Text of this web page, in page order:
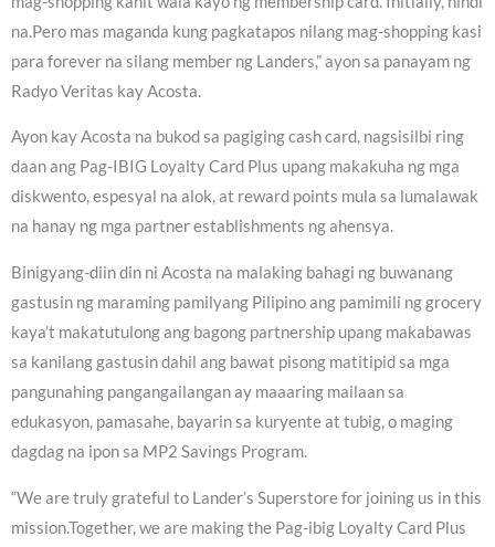
na.Pero mas maganda kung pagkatapos nilang mag-shopping kasi
para forever na silang member ng Landers,” ayon sa panayam ng
Radyo Veritas kay Acosta.
Ayon kay Acosta na bukod sa pagiging cash card, nagsisilbi ring
daan ang Pag-IBIG Loyalty Card Plus upang makakuha ng mga
diskwento, espesyal na alok, at reward points mula sa lumalawak
na hanay ng mga partner establishments ng ahensya.
Binigyang-diin din ni Acosta na malaking bahagi ng buwanang
gastusin ng maraming pamilyang Pilipino ang pamimili ng grocery
kaya’t makatutulong ang bagong partnership upang makabawas
sa kanilang gastusin dahil ang bawat pisong matitipid sa mga
pangunahing pangangailangan ay maaaring mailaan sa
edukasyon, pamasahe, bayarin sa kuryente at tubig, o maging
dagdag na ipon sa MP2 Savings Program.
“We are truly grateful to Lander’s Superstore for joining us in this
mission.Together, we are making the Pag-ibig Loyalty Card Plus